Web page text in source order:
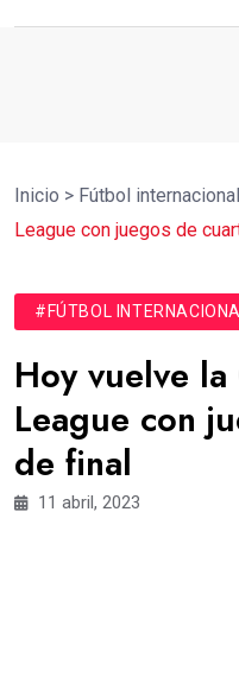
Inicio > Fútbol internacional
League con juegos de
#FÚTBOL
Hoy vuelve
League con
de final
11 abril, 2023